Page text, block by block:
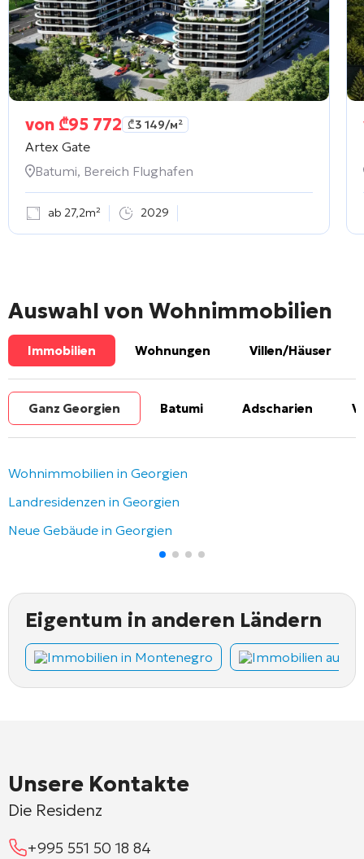
von ₾95 772 ₾3 149/м²
Artex Gate
Batumi, Bereich Flughafen
ab 27,2m² 2029
Auswahl von Wohnimmobilien
Immobilien Wohnungen Villen/Häuser
Ganz Georgien Batumi Adscharien
Wohnimmobilien in Georgien
Landresidenzen in Georgien
Neue Gebäude in Georgien
Eigentum in anderen Ländern
Immobilien in Montenegro Immobilien auf
Unsere Kontakte
Die Residenz
+995 551 50 18 84